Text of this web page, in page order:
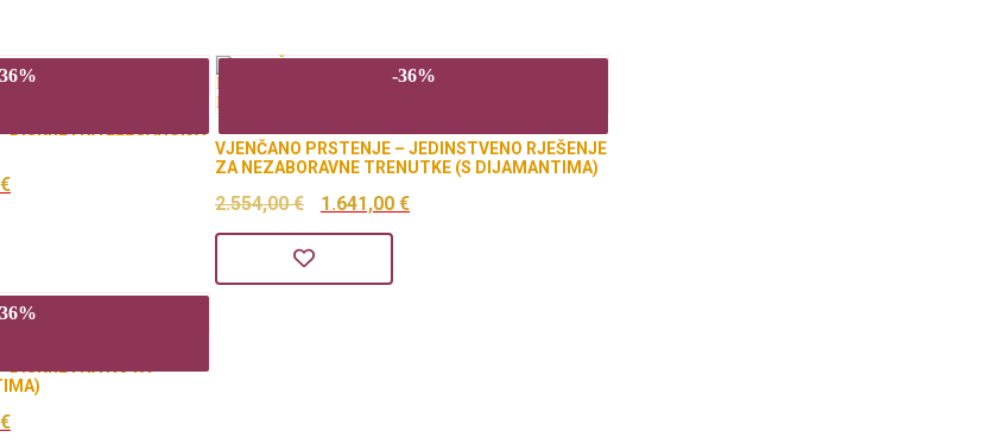
ELEGANCIJA
€
1.440,00 €.
-36%
VJENČANO PRSTENJE – JEDINSTVENO RJEŠENJE
ZA NEZABORAVNE TRENUTKE (S DIJAMANTIMA)
2.554,00€
Izvorna
cijena
bila
1.641,00 €
NOTA
€